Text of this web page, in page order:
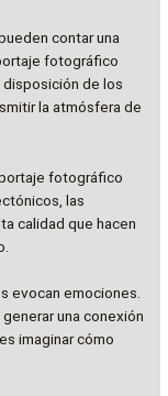
contar una
fotográfico
de los
la atmósfera de
fotográfico
las
calidad que hacen
evocan emociones.
una conexión
imaginar cómo